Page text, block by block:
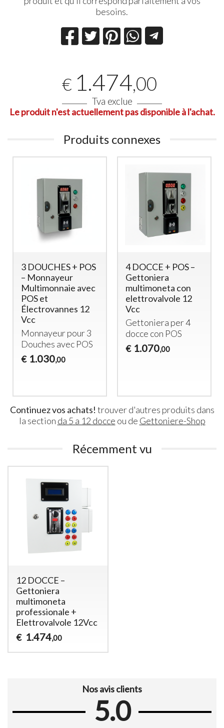
besoins.
€ 1.474,00
Tva exclue
Le produit n'est actuellement pas disponible à l'achat.
Produits connexes
POS –
con
12
per 4
8 DOUCHES –
Gettoniera
électronique
avec double lecteur
Gettoniera 8
douches – double
lecteur
Gettone in
mod. Shoppy
(100pz) -
MODELLO
dia 28 mm,
1,95mm
€
Continuez vos achats! trouver d'autres produits dans
la section da 5 a 12 docce ou de Gettoniere-Shop
Récemment vu
12 DOCCE –
Gettoniera
multimoneta
professionale +
Elettrovalvole 12Vcc
€ 1.474,00
Nos avis clients
5.0